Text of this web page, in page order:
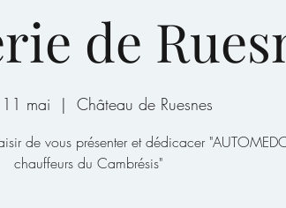
de
mai
  |
Château de Ruesnes
de vous présenter et dédicacer
chauffeurs du Cambrésis"